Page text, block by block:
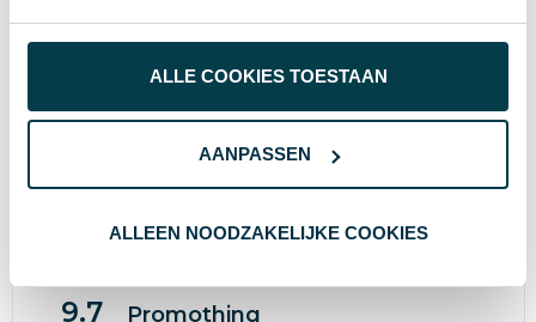
ALLE COOKIES TOESTAAN
AANPASSEN
ALLEEN NOODZAKELIJKE COOKIES
Geen poespas, wel passie voor service!
Wat anderen zeggen
9.7 Promothing